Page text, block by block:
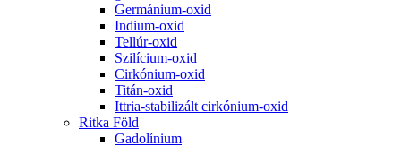
Germánium-oxid
Indium-oxid
Tellúr-oxid
Szilícium-oxid
Cirkónium-oxid
Titán-oxid
Ittria-stabilizált cirkónium-oxid
Ritka Föld
Gadolínium